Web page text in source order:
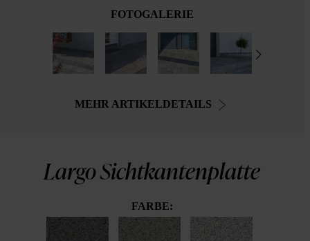
FOTOGALERIE
MEHR ARTIKELDETAILS
Largo Sichtkantenplatte
FARBE: